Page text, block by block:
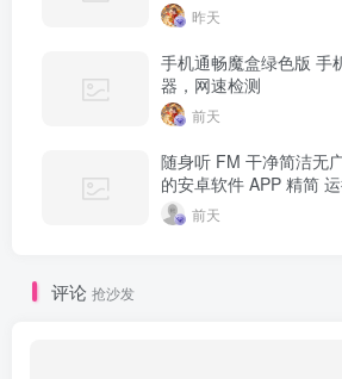
昨天
手机通畅魔盒绿色版 手
器，网速检测
前天
随身听 FM 干净简洁无
的安卓软件 APP 精简
前天
评论 抢沙发